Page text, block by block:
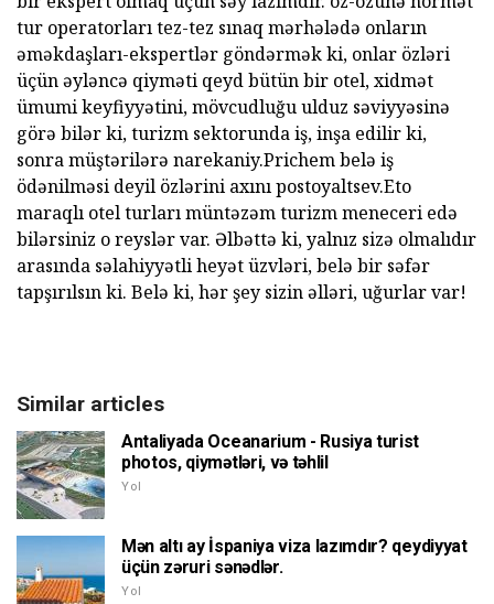
tur operatorları tez-tez sınaq mərhələdə onların
əməkdaşları-ekspertlər göndərmək ki, onlar özləri
üçün əyləncə qiyməti qeyd bütün bir otel, xidmət
ümumi keyfiyyətini, mövcudluğu ulduz səviyyəsinə
görə bilər ki, turizm sektorunda iş, inşa edilir ki,
sonra müştərilərə narekaniy.Prichem belə iş
ödənilməsi deyil özlərini axını postoyaltsev.Eto
maraqlı otel turları müntəzəm turizm meneceri edə
bilərsiniz o reyslər var. Əlbəttə ki, yalnız sizə olmalıdır
arasında səlahiyyətli heyət üzvləri, belə bir səfər
tapşırılsın ki. Belə ki, hər şey sizin əlləri, uğurlar var!
Similar articles
Antaliyada Oceanarium - Rusiya turist
photos, qiymətləri, və təhlil
Yol
Mən altı ay İspaniya viza lazımdır? qeydiyyat
üçün zəruri sənədlər.
Yol